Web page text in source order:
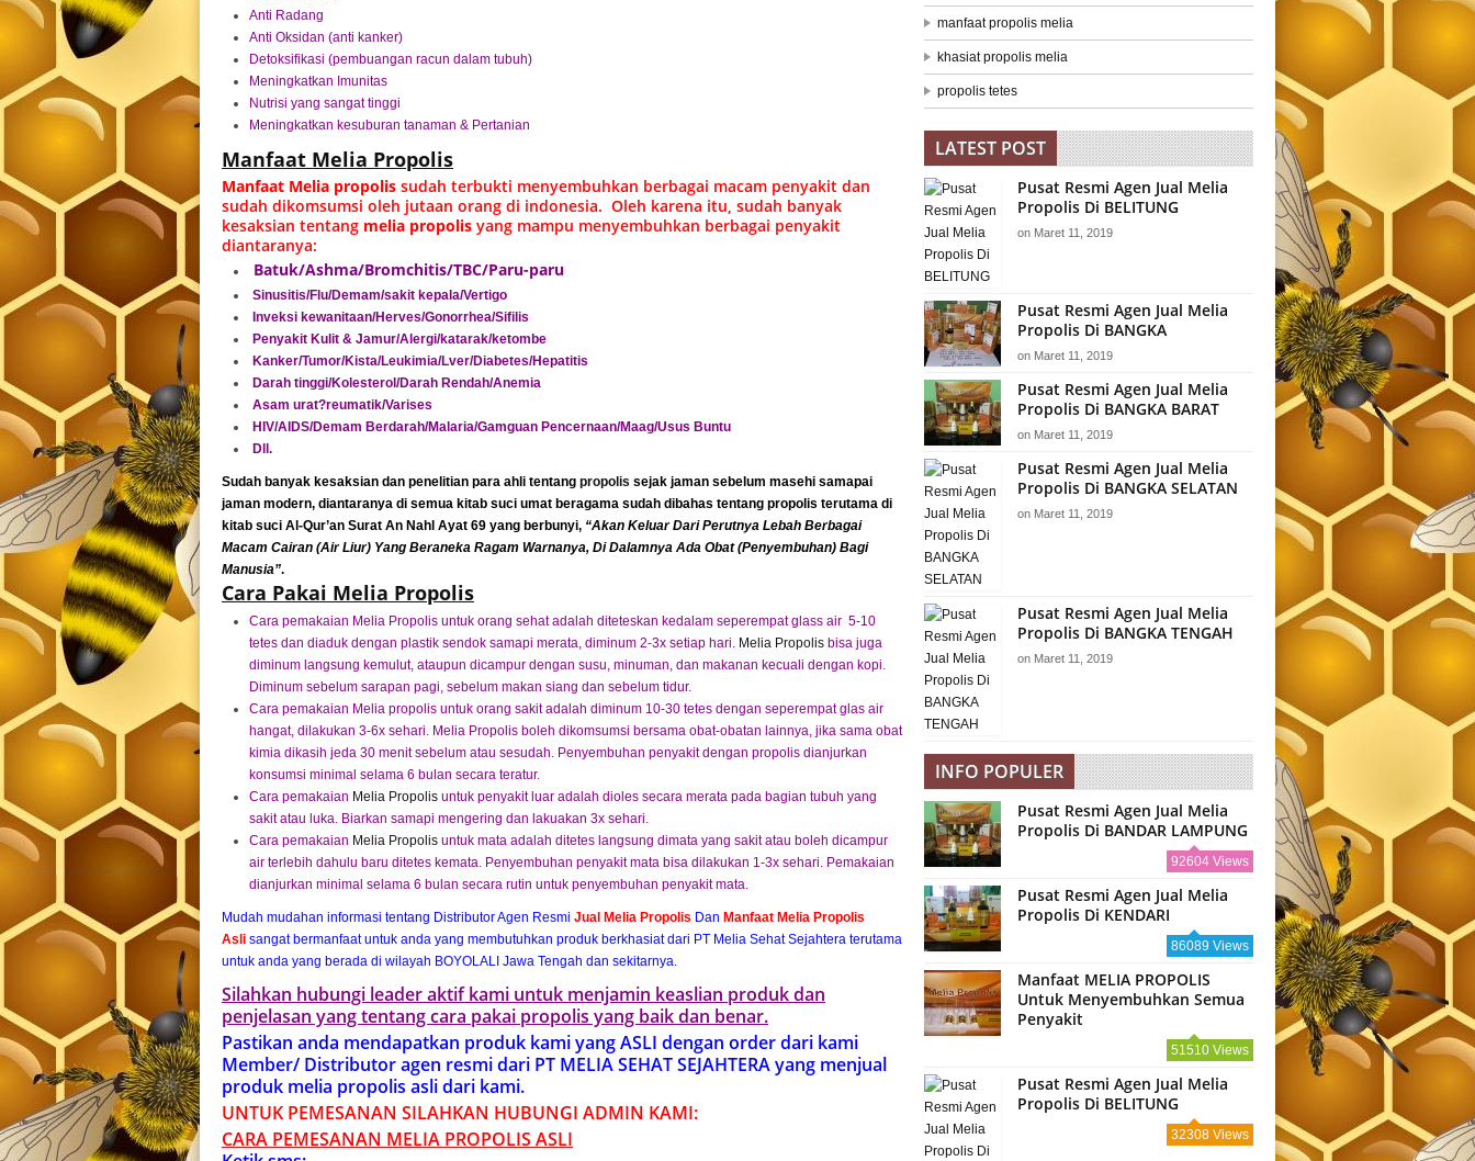
Anti Radang
Anti Oksidan (anti kanker)
Detoksifikasi (pembuangan racun dalam tubuh)
Meningkatkan Imunitas
Nutrisi yang sangat tinggi
Meningkatkan kesuburan tanaman & Pertanian
Manfaat Melia Propolis
Manfaat Melia propolis sudah terbukti menyembuhkan berbagai macam penyakit dan
sudah dikomsumsi oleh jutaan orang di indonesia. Oleh karena itu, sudah banyak
kesaksian tentang melia propolis yang mampu menyembuhkan berbagai penyakit
diantaranya:
Batuk/Ashma/Bromchitis/TBC/Paru-paru
Sinusitis/Flu/Demam/sakit kepala/Vertigo
Inveksi kewanitaan/Herves/Gonorrhea/Sifilis
Penyakit Kulit & Jamur/Alergi/katarak/ketombe
Kanker/Tumor/Kista/Leukimia/Lver/Diabetes/Hepatitis
Darah tinggi/Kolesterol/Darah Rendah/Anemia
Asam urat?reumatik/Varises
HIV/AIDS/Demam Berdarah/Malaria/Gamguan Pencernaan/Maag/Usus Buntu
Dll.
Sudah banyak kesaksian dan penelitian para ahli tentang propolis sejak jaman sebelum masehi samapai
jaman modern, diantaranya di semua kitab suci umat beragama sudah dibahas tentang propolis terutama di
kitab suci Al-Qur’an Surat An Nahl Ayat 69 yang berbunyi, “Akan Keluar Dari Perutnya Lebah Berbagai
Macam Cairan (Air Liur) Yang Beraneka Ragam Warnanya, Di Dalamnya Ada Obat (Penyembuhan) Bagi
Manusia”.
Cara Pakai Melia Propolis
Cara pemakaian Melia Propolis untuk orang sehat adalah diteteskan kedalam seperempat glass air 5-10
tetes dan diaduk dengan plastik sendok samapi merata, diminum 2-3x setiap hari. Melia Propolis bisa juga
diminum langsung kemulut, ataupun dicampur dengan susu, minuman, dan makanan kecuali dengan kopi.
Diminum sebelum sarapan pagi, sebelum makan siang dan sebelum tidur.
Cara pemakaian Melia propolis untuk orang sakit adalah diminum 10-30 tetes dengan seperempat glas air
hangat, dilakukan 3-6x sehari. Melia Propolis boleh dikomsumsi bersama obat-obatan lainnya, jika sama obat
kimia dikasih jeda 30 menit sebelum atau sesudah. Penyembuhan penyakit dengan propolis dianjurkan
konsumsi minimal selama 6 bulan secara teratur.
Cara pemakaian Melia Propolis untuk penyakit luar adalah dioles secara merata pada bagian tubuh yang
sakit atau luka. Biarkan samapi mengering dan lakuakan 3x sehari.
Cara pemakaian Melia Propolis untuk mata adalah ditetes langsung dimata yang sakit atau boleh dicampur
air terlebih dahulu baru ditetes kemata. Penyembuhan penyakit mata bisa dilakukan 1-3x sehari. Pemakaian
dianjurkan minimal selama 6 bulan secara rutin untuk penyembuhan penyakit mata.
Mudah mudahan informasi tentang Distributor Agen Resmi Jual Melia Propolis Dan Manfaat Melia Propolis
Asli sangat bermanfaat untuk anda yang membutuhkan produk berkhasiat dari PT Melia Sehat Sejahtera terutama
untuk anda yang berada di wilayah BOYOLALI Jawa Tengah dan sekitarnya.
Silahkan hubungi leader aktif kami untuk menjamin keaslian produk dan
penjelasan yang tentang cara pakai propolis yang baik dan benar.
Pastikan anda mendapatkan produk kami yang ASLI dengan order dari kami
Member/ Distributor agen resmi dari PT MELIA SEHAT SEJAHTERA yang menjual
produk melia propolis asli dari kami.
UNTUK PEMESANAN SILAHKAN HUBUNGI ADMIN KAMI:
CARA PEMESANAN MELIA PROPOLIS ASLI
manfaat propolis melia
khasiat propolis melia
propolis tetes
LATEST POST
Pusat Resmi Agen Jual Melia
Propolis Di BELITUNG
on Maret 11, 2019
Pusat Resmi Agen Jual Melia
Propolis Di BANGKA
on Maret 11, 2019
Pusat Resmi Agen Jual Melia
Propolis Di BANGKA BARAT
on Maret 11, 2019
Pusat Resmi Agen Jual Melia
Propolis Di BANGKA SELATAN
on Maret 11, 2019
Pusat Resmi Agen Jual Melia
Propolis Di BANGKA TENGAH
on Maret 11, 2019
INFO POPULER
Pusat Resmi Agen Jual Melia
Propolis Di BANDAR LAMPUNG
92604 Views
Pusat Resmi Agen Jual Melia
Propolis Di KENDARI
86089 Views
Manfaat MELIA PROPOLIS
Untuk Menyembuhkan Semua
Penyakit
51510 Views
Pusat Resmi Agen Jual Melia
Propolis Di BELITUNG
32308 Views